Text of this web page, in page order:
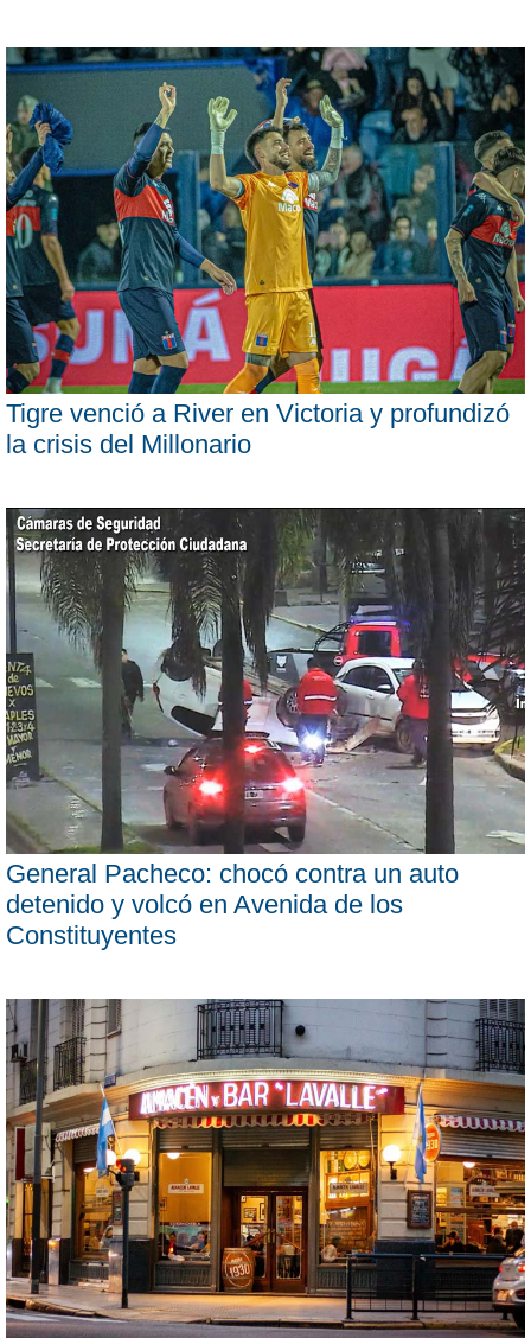
Tigre venció a River en Victoria y profundizó
la crisis del Millonario
General Pacheco: chocó contra un auto
detenido y volcó en Avenida de los
Constituyentes